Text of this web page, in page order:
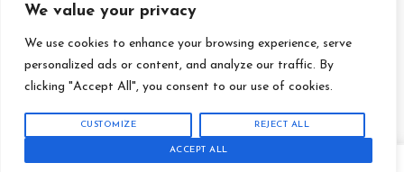
We value your privacy
We use cookies to enhance your browsing experience, serve
personalized ads or content, and analyze our traffic. By
clicking "Accept All", you consent to our use of cookies.
CUSTOMIZE REJECT ALL
ACCEPT ALL